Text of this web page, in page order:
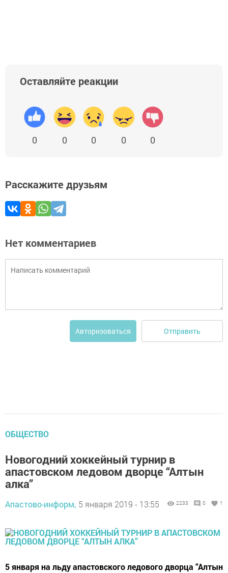
Оставляйте реакции
0 0 0 0 0
Расскажите друзьям
Нет комментариев
Авторизоваться Отправить
ОБЩЕСТВО
Новогодний хоккейный турнир в
апастовском ледовом дворце “Алтын
алка”
Апастово-информ, 5 января 2019 - 13:55 2233 0 1
5 января на льду апастовского ледового дворца “Алтын